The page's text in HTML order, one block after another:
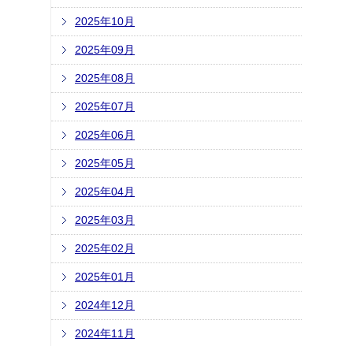
2025年10月
2025年09月
2025年08月
2025年07月
2025年06月
2025年05月
2025年04月
2025年03月
2025年02月
2025年01月
2024年12月
2024年11月